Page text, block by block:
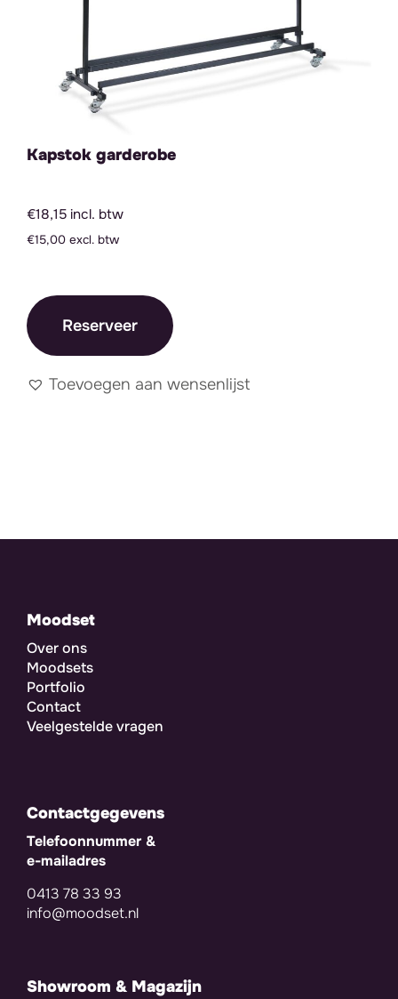
Kapstok garderobe
€18,15 incl. btw
€15,00 excl. btw
Reserveer
Toevoegen aan wensenlijst
Moodset
Over ons
Moodsets
Portfolio
Contact
Veelgestelde vragen
Contactgegevens
Telefoonnummer &
e-mailadres
0413 78 33 93
info@moodset.nl
Showroom & Magazijn